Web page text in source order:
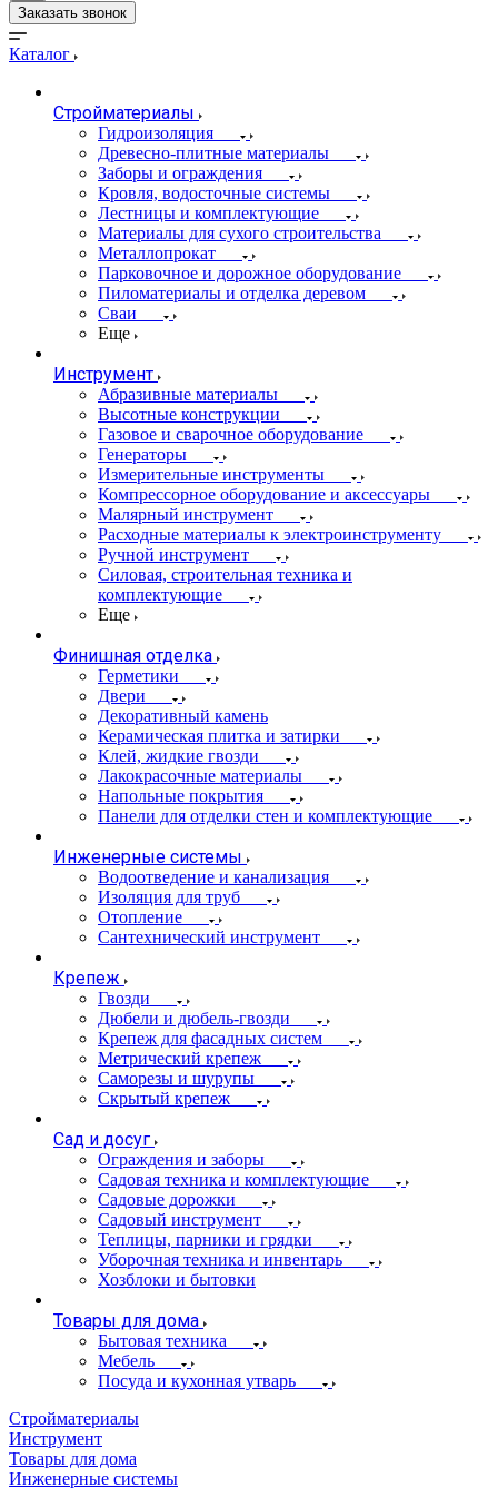
Заказать звонок
Каталог
Стройматериалы
Гидроизоляция
Древесно-плитные материалы
Заборы и ограждения
Кровля, водосточные системы
Лестницы и комплектующие
Материалы для сухого строительства
Металлопрокат
Парковочное и дорожное оборудование
Пиломатериалы и отделка деревом
Сваи
Еще
Инструмент
Абразивные материалы
Высотные конструкции
Газовое и сварочное оборудование
Генераторы
Измерительные инструменты
Компрессорное оборудование и аксессуары
Малярный инструмент
Расходные материалы к электроинструменту
Ручной инструмент
Силовая, строительная техника и
комплектующие
Еще
Финишная отделка
Герметики
Двери
Декоративный камень
Керамическая плитка и затирки
Клей, жидкие гвозди
Лакокрасочные материалы
Напольные покрытия
Панели для отделки стен и комплектующие
Инженерные системы
Водоотведение и канализация
Изоляция для труб
Отопление
Сантехнический инструмент
Крепеж
Гвозди
Дюбели и дюбель-гвозди
Крепеж для фасадных систем
Метрический крепеж
Саморезы и шурупы
Скрытый крепеж
Сад и досуг
Ограждения и заборы
Садовая техника и комплектующие
Садовые дорожки
Садовый инструмент
Теплицы, парники и грядки
Уборочная техника и инвентарь
Хозблоки и бытовки
Товары для дома
Бытовая техника
Мебель
Посуда и кухонная утварь
Стройматериалы
Инструмент
Товары для дома
Инженерные системы